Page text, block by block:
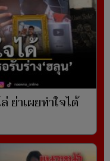
ย่าเผยทำใจได้